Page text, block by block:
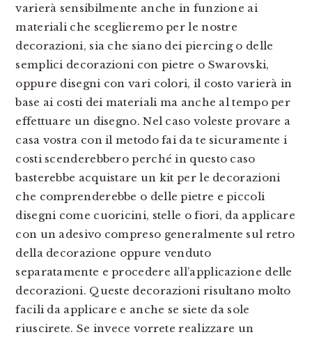
varierà sensibilmente anche in funzione ai
materiali che sceglieremo per le nostre
decorazioni, sia che siano dei piercing o delle
semplici decorazioni con pietre o Swarovski,
oppure disegni con vari colori, il costo varierà in
base ai costi dei materiali ma anche al tempo per
effettuare un disegno. Nel caso voleste provare a
casa vostra con il metodo fai da te sicuramente i
costi scenderebbero perché in questo caso
basterebbe acquistare un kit per le decorazioni
che comprenderebbe o delle pietre e piccoli
disegni come cuoricini, stelle o fiori, da applicare
con un adesivo compreso generalmente sul retro
della decorazione oppure venduto
separatamente e procedere all’applicazione delle
decorazioni. Queste decorazioni risultano molto
facili da applicare e anche se siete da sole
riuscirete. Se invece vorrete realizzare un